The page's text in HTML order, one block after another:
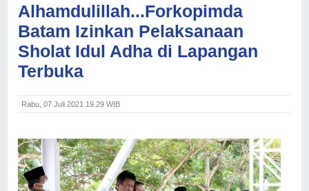
Alhamdulillah...Forkopimda
Batam Izinkan Pelaksanaan
Sholat Idul Adha di Lapangan
Terbuka
Rabu, 07 Juli 2021 19.29 WIB